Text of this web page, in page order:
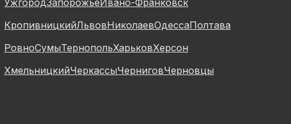
УжгородЗапорожьеИвано-Франковск
КропивницкийЛьвовНиколаевОдессаПолтава
РовноСумыТернопольХарьковХерсон
ХмельницкийЧеркассыЧерниговЧерновцы